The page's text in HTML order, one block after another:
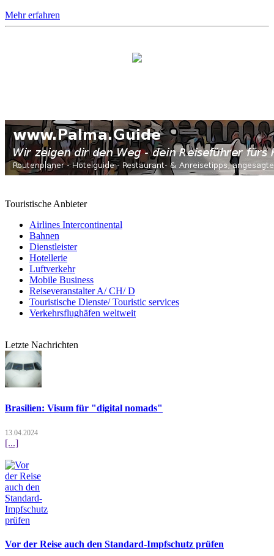
Mehr erfahren
Touristische Anbieter
Airlines Intercontinental
Bahnen
Dienstleister
Hotellerie
Luftverkehr
Mobile Business
Reiseveranstalter A/ CH/ D
Touristische Dienste/ Touristic services
Verkehrsflughäfen weltweit
Letzte Nachrichten
Brasilien: Visum für "digital nomads"
13.04.2024
[...]
Vor der Reise auch den Standard-Impfschutz prüfen